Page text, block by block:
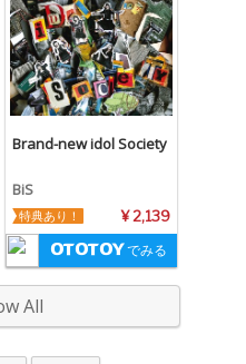
Brand-new idol Society
BiS
¥ 2,139
特典あり！
でみる
All